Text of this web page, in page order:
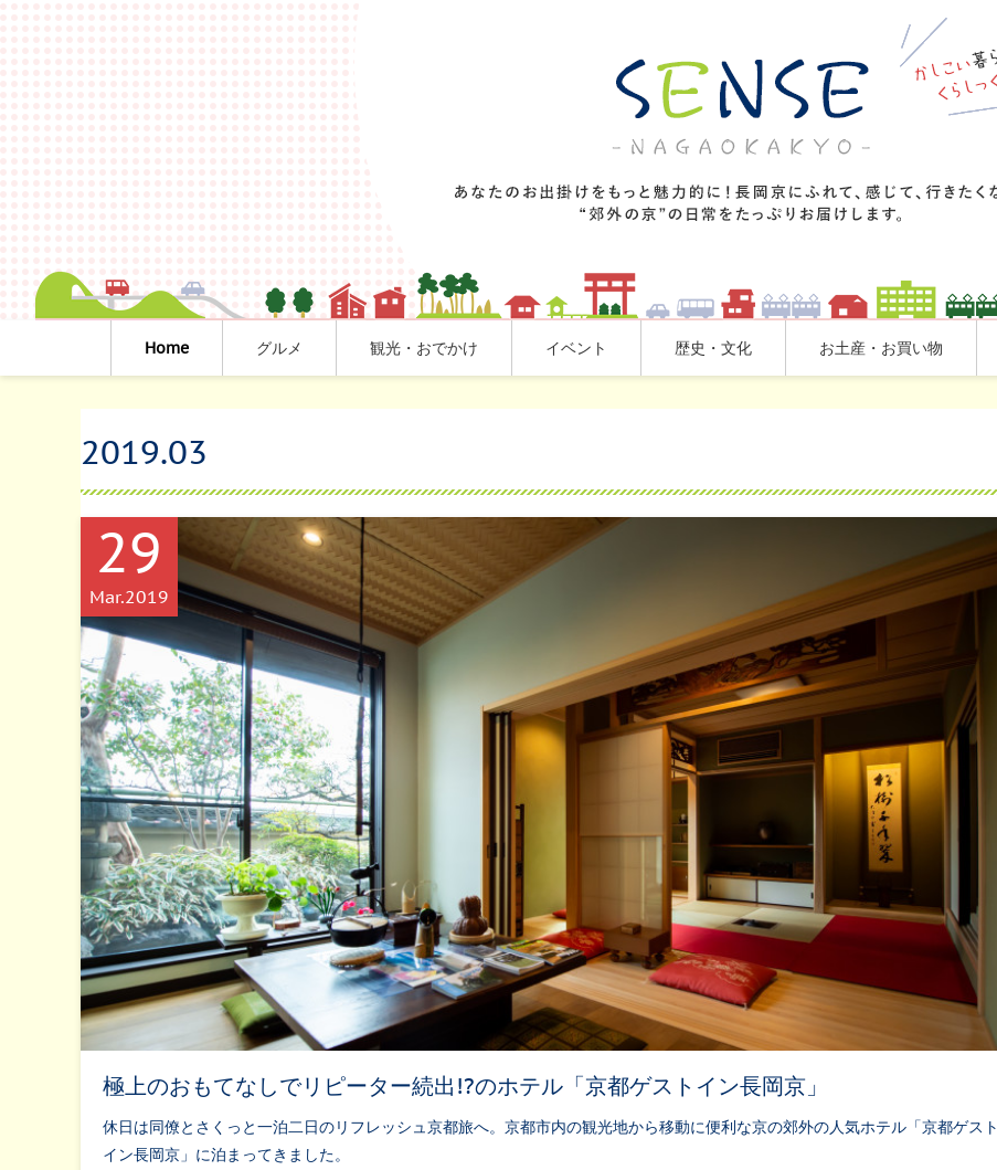
Home グルメ 観光・おでかけ イベント 歴史・文化 お土産・お買い物
2019.03
極上のおもてなしでリピーター続出!?のホテル「京都ゲストイン長岡京」
休日は同僚とさくっと一泊二日のリフレッシュ京都旅へ。京都市内の観光地から移動に便利な京の郊外の人気ホテル「京都ゲスト
イン長岡京」に泊まってきました。
29
Mar 2019